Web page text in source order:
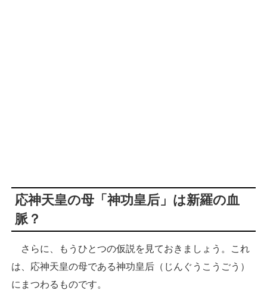
応神天皇の母「神功皇后」は新羅の血
脈？
さらに、もうひとつの仮説を見ておきましょう。これ
は、応神天皇の母である神功皇后（じんぐうこうごう）
にまつわるものです。